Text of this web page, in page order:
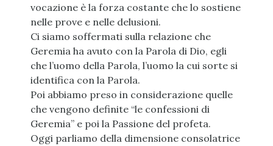
vocazione è la forza costante che lo sostiene
nelle prove e nelle delusioni.
Ci siamo soffermati sulla relazione che
Geremia ha avuto con la Parola di Dio, egli
che l’uomo della Parola, l’uomo la cui sorte si
identifica con la Parola.
Poi abbiamo preso in considerazione quelle
che vengono definite “le confessioni di
Geremia” e poi la Passione del profeta.
Oggi parliamo della dimensione consolatrice